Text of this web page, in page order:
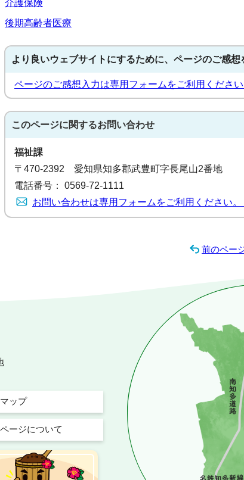
介護保険
後期高齢者医療
より良いウェブサイトにするために、ページのご感想
ページのご感想入力は専用フォームをご利用ください
このページに関するお問い合わせ
福祉課
〒470-2392 愛知県知多郡武豊町字長尾山2番地
電話番号： 0569-72-1111
お問い合わせは専用フォームをご利用ください。
前のペー
ップ
ージについて